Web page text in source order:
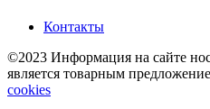
Контакты
©2023 Информация на сайте
является товарным
cookies